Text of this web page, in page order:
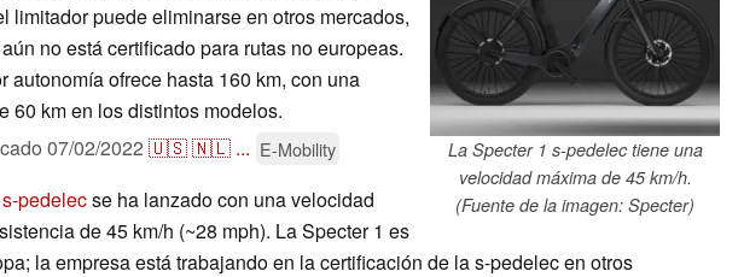
La Specter 1 s-pedelec tiene una
velocidad máxima de 45 km/h.
(Fuente de la imagen: Specter)
limitador puede eliminarse en otros mercados,
no está certificado para rutas no europeas.
autonomía ofrece hasta 160 km, con una
60 km en los distintos modelos.
07/02/2022 🇺🇸🇳🇱 ... E-Mobility
pedelecse ha lanzado con una velocidad
de 45 km/h (~28 mph). La Specter 1 es
la empresa está trabajando en la certificación de la s-pedelec en otros